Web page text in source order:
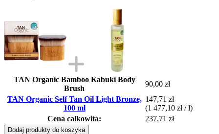
TAN Organic Bamboo Kabuki Body
Brush
90,00 zł
TAN Organic Self Tan Oil Light Bronze,
100 ml
147,71 zł
(1 477,10 zł / l)
Cena całkowita:
237,71 zł
Dodaj produkty do koszyka